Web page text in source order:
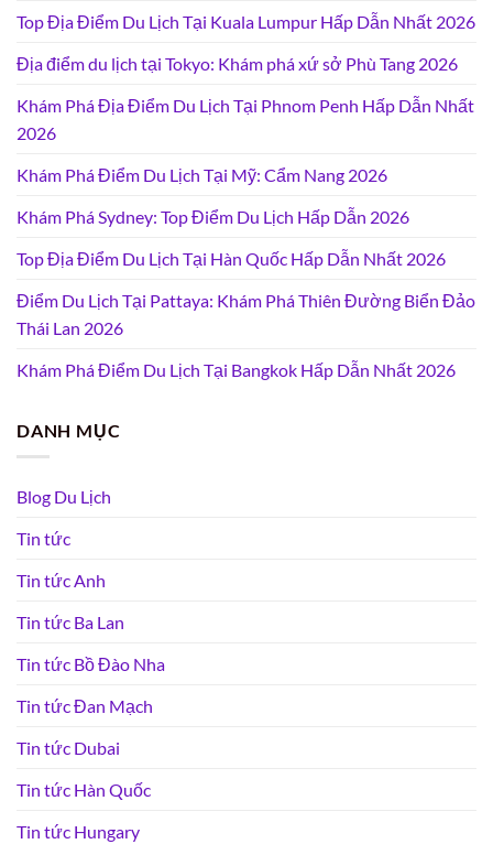
Top Địa Điểm Du Lịch Tại Kuala Lumpur Hấp Dẫn Nhất 2026
Địa điểm du lịch tại Tokyo: Khám phá xứ sở Phù Tang 2026
Khám Phá Địa Điểm Du Lịch Tại Phnom Penh Hấp Dẫn Nhất
2026
Khám Phá Điểm Du Lịch Tại Mỹ: Cẩm Nang 2026
Khám Phá Sydney: Top Điểm Du Lịch Hấp Dẫn 2026
Top Địa Điểm Du Lịch Tại Hàn Quốc Hấp Dẫn Nhất 2026
Điểm Du Lịch Tại Pattaya: Khám Phá Thiên Đường Biển Đảo
Thái Lan 2026
Khám Phá Điểm Du Lịch Tại Bangkok Hấp Dẫn Nhất 2026
DANH MỤC
Blog Du Lịch
Tin tức
Tin tức Anh
Tin tức Ba Lan
Tin tức Bồ Đào Nha
Tin tức Đan Mạch
Tin tức Dubai
Tin tức Hàn Quốc
Tin tức Hungary